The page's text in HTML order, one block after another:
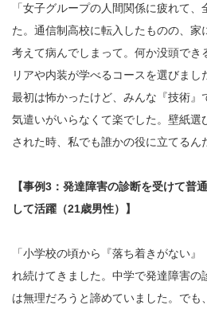
「女子グループの人間関係に疲れて
た。通信制高校に転入したものの、家
考えて病んでしまって。何か没頭でき
リアや内装が学べるコースを選びま
最初は怖かったけど、みんな『技術』
気遣いがいらなくて楽でした。壁紙選
された時、私でも誰かの役に立てるん
【事例3：発達障害の診断を受けて普
して活躍（21歳男性）】
「小学校の頃から『落ち着きがない
れ続けてきました。中学で発達障害の
は無理だろうと諦めていました。でも